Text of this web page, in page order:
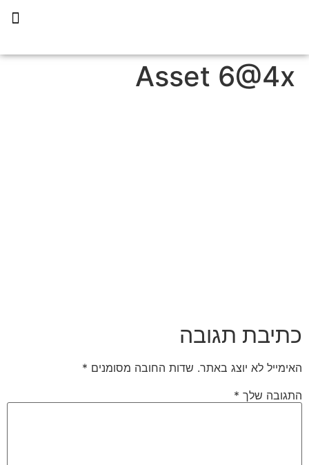
Asset 6@4x
כתיבת תגובה
האימייל לא יוצג באתר. שדות החובה מסומנים *
התגובה שלך *